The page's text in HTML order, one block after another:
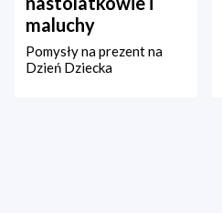
maluchy
Pomysły na prezent na
Dzień Dziecka